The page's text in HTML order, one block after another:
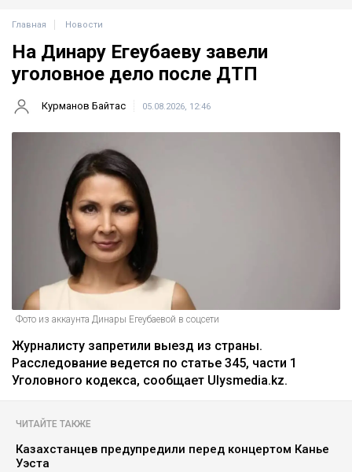
Главная Новости
На Динару Егеубаеву завели
уголовное дело после ДТП
Курманов Байтас 05.08.2026, 12:46
Фото из аккаунта Динары Егеубаевой в соцсети
Журналисту запретили выезд из страны.
Расследование ведется по статье 345, части 1
Уголовного кодекса, сообщает Ulysmedia.kz.
ЧИТАЙТЕ ТАКЖЕ
Казахстанцев предупредили перед концертом Канье
Уэста